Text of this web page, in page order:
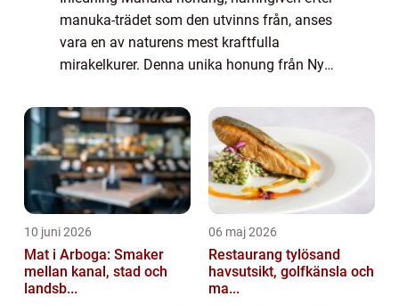
manuka-trädet som den utvinns från, anses
vara en av naturens mest kraftfulla
mirakelkurer. Denna unika honung från Nya
tack vare sina enastående antibakteriella e...
10 juni 2026
Mat i Arboga: Smaker
mellan kanal, stad och
landsb...
06 maj 2026
Restaurang tylösand
havsutsikt, golfkänsla och
ma...